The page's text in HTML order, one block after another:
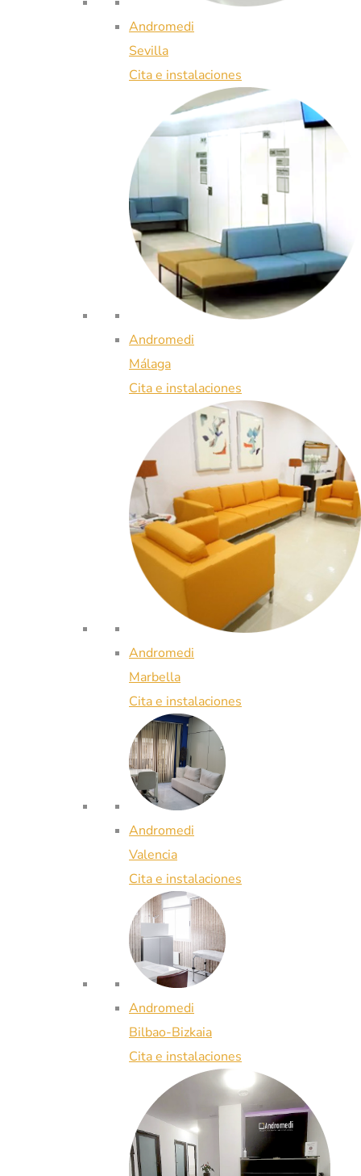
Andromedi
Sevilla
Cita e instalaciones
Andromedi
Málaga
Cita e instalaciones
Andromedi
Marbella
Cita e instalaciones
Andromedi
Valencia
Cita e instalaciones
Andromedi
Bilbao-Bizkaia
Cita e instalaciones